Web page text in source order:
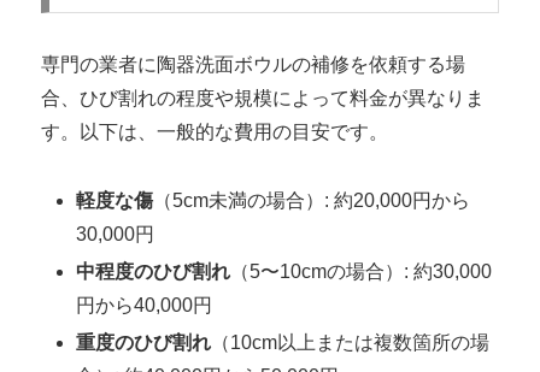
専門の業者に陶器洗面ボウルの補修を依頼する場
合、ひび割れの程度や規模によって料金が異なりま
す。以下は、一般的な費用の目安です。
軽度な傷（5cm未満の場合）: 約20,000円から
30,000円
中程度のひび割れ（5〜10cmの場合）: 約30,000
円から40,000円
重度のひび割れ（10cm以上または複数箇所の場